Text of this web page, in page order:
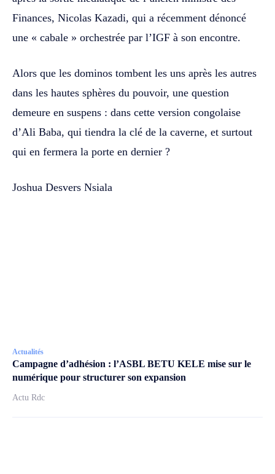
Finances, Nicolas Kazadi, qui a récemment dénoncé
une « cabale » orchestrée par l’IGF à son encontre.
Alors que les dominos tombent les uns après les autres
dans les hautes sphères du pouvoir, une question
demeure en suspens : dans cette version congolaise
d’Ali Baba, qui tiendra la clé de la caverne, et surtout
qui en fermera la porte en dernier ?
Joshua Desvers Nsiala
Actualités
Campagne d’adhésion : l’ASBL BETU KELE mise sur le
numérique pour structurer son expansion
Actu Rdc